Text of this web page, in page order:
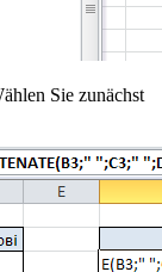
Sie zunächst